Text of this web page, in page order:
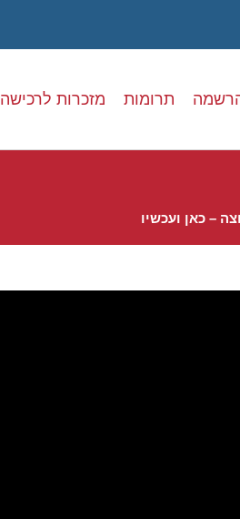
תרומות מזכרות לרכישה
– כאן ועכשיו